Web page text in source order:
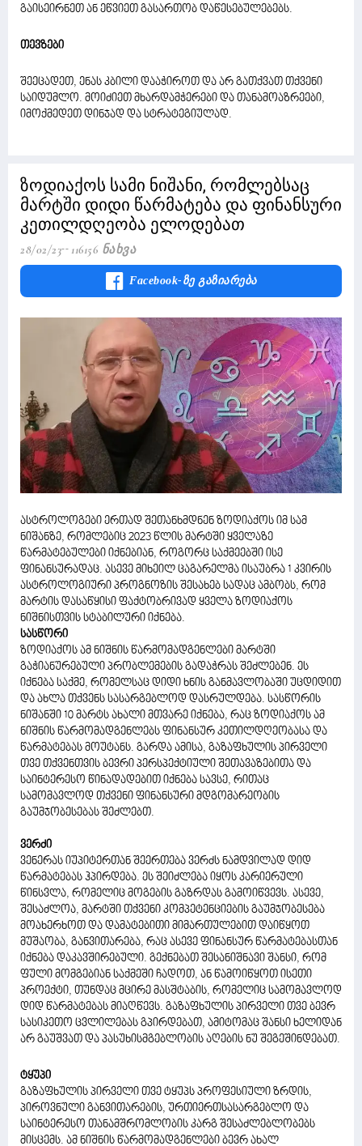
გაისეირნეთ ან ეწვიეთ გასართობ დაწესებულებებს.
თევზები
შეეცადეთ, ენას კბილი დააჭიროთ და არ გათქვათ თქვენი
საიდუმლო. მოიძიეთ მხარდამჭერები და თანამოაზრეები,
იმოქმედეთ დინჯად და სტრატეგიულად.
ზოდიაქოს სამი ნიშანი, რომლებსაც
მარტში დიდი წარმატება და ფინანსური
კეთილდღეობა ელოდებათ
28/02/23 116156 Ნახვა
Facebook-Ზე Გაზიარება
ასტროლოგები ერთად შეთანხმდნენ ზოდიაქოს იმ სამ
ნიშანზე, რომლებიც 2023 წლის მარტში ყველაზე
წარმატებულები იქნებიან, როგორც საქმეებში ისე
ფინანსურადაც. ასევე მიხეილ ცაგარელმა ისაუბრა 1 კვირის
ასტროლოგიური პროგნოზის შესახებ სადაც ამბობს, რომ
მარტის დასაწყისი ფაქტობრივად ყველა ზოდიაქოს
ნიშნისთვის სტაბილური იქნება.
სასწორი
ზოდიაქოს ამ ნიშნის წარმომადგენლები მარტში
გაჭიანურებული პრობლემების გადაჭრას შეძლებენ. ეს
იქნება საქმე, რომელსაც დიდი ხნის განმავლობაში უცდიდით
და ახლა თქვენს სასარგებლოდ დასრულდება. სასწორის
ნიშანში 10 მარტს ახალი მთვარე იქნება, რაც ზოდიაქოს ამ
ნიშნის წარმომადგენლებს ფინანსურ კეთილდღეობასა და
წარმატებას მოუტანს. გარდა ამისა, გაზაფხულის პირველი
თვე თქვენთვის ბევრი პერსპექტიული შეთავაზებითა და
საინტერესო წინადადებით იქნება სავსე, რითაც
სამომავლოდ თქვენი ფინანსური მდგომარეობის
გაუმჯობესებას შეძლებთ.
ვერძი
ვენერას იუპიტერთან შეერთება ვერძს ნამდვილად დიდ
წარმატებას ჰპირდება. ეს შეიძლება იყოს კარიერული
წინსვლა, რომელიც მოგების გაზრდას გამოიწვევს. ასევე,
შესაძლოა, მარტში თქვენი კომპეტენციების გაუმჯობესება
მოახერხოთ და დამატებითი მიმართულებით დაიწყოთ
მუშაობა, განვითარება, რაც ასევე ფინანსურ წარმატებასთან
იქნება დაკავშირებული. გექნებათ შესანიშნავი შანსი, რომ
ფული მომგებიან საქმეში ჩადოთ, ან წამოიწყოთ ისეთი
პროექტი, თუნდაც მცირე მასშტაბის, რომელიც სამომავლოდ
დიდ წარმატებას მიაღწევს. გაზაფხულის პირველი თვე ბევრ
სასიკეთო ცვლილებას გპირდებათ, ამიტომაც შანსი ხელიდან
არ გაუშვათ და პასუხისმგებლობის აღების ნუ შეგეშინდებათ.
ტყუპი
გაზაფხულის პირველი თვე ტყუპს პროფესიული ზრდის,
პიროვნული განვითარების, ურთიერთსასარგებლო და
საინტერესო თანამშრომლობის კარგ შესაძლებლობებს
მისცემს. ამ ნიშნის წარმომადგენლები ბევრ ახალ